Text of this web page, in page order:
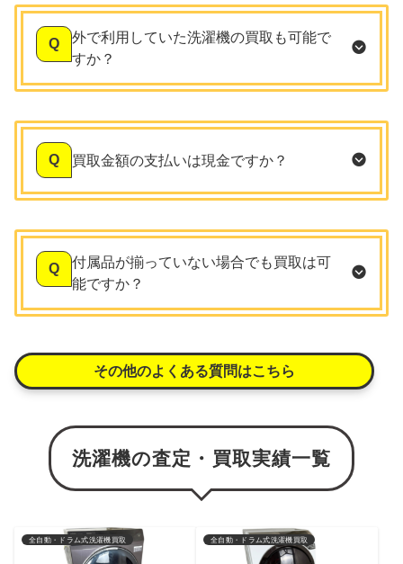
Q
外で利用していた洗濯機の買取も可能で
すか？
Q 買取金額の支払いは現金ですか？
Q
付属品が揃っていない場合でも買取は可
能ですか？
その他のよくある質問はこちら
洗濯機の査定・買取実績一覧
全自動・ドラム式洗濯機買取 全自動・ドラム式洗濯機買取